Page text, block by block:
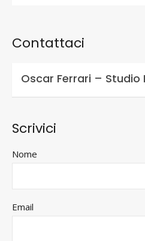
Contattaci
Oscar Ferrari – Studio
Scrivici
Nome
Email